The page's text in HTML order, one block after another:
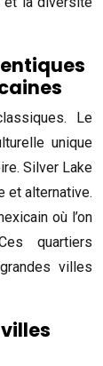
Le
unique
Silver Lake
et alternative.
où l’on
quartiers
villes